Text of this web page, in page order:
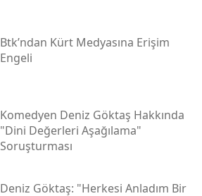
Btk’ndan Kürt Medyasına Erişim
Engeli
Komedyen Deniz Göktaş Hakkında
"dini Değerleri Aşağılama"
Soruşturması
Deniz Göktaş: "herkesi Anladım Bir